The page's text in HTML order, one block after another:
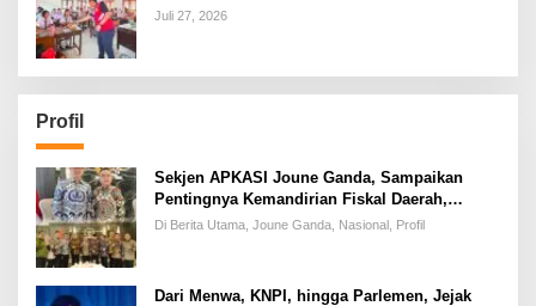
Manado Soal Bahaya Listrik
Juli 27, 2026
Profil
Sekjen APKASI Joune Ganda, Sampaikan
Pentingnya Kemandirian Fiskal Daerah,
Dihadapan Pimpinan DPR-RI
Di Berita Utama, Joune Ganda, Nasional, Profil
Dari Menwa, KNPI, hingga Parlemen, Jejak